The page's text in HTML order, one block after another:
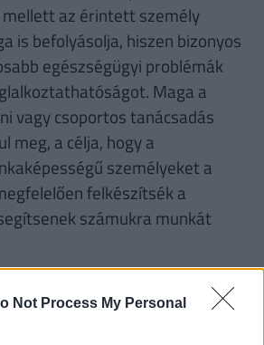
Not Process My Personal
az érintett személy
is befolyásolja, hiszen bizonyos
egészségügyi problémák
Maga a
vagy csoportos tanácsadás
meg, a célja, hogy a
személyeket a
felkészítsék a
számukra munkát
mint pénzbeli rehabilitációs
megállapított B1 (51-60%